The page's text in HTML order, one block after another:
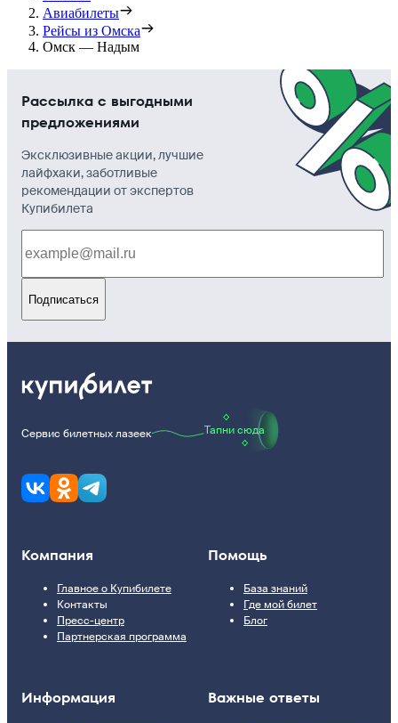
Авиабилеты
Рейсы из Омска
Омск — Надым
Рассылка с выгодными
предложениями
Эксклюзивные акции, лучшие
лайфхаки, заботливые
рекомендации от экспертов
Купибилета
Подписаться
Сервис билетных лазеек Тапни сюда
Компания
Главное о Купибилете
Контакты
Пресс-центр
Партнерская программа
Помощь
База знаний
Где мой билет
Блог
Информация Важные ответы